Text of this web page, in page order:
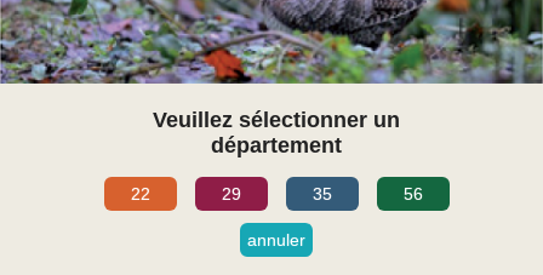
Veuillez sélectionner un
département
22 29 35 56
annuler